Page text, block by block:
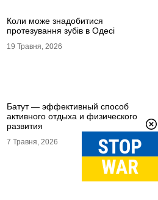
Коли може знадобитися
протезування зубів в Одесі
19 Травня, 2026
Батут — эффективный способ
активного отдыха и физического
развития
7 Травня, 2026